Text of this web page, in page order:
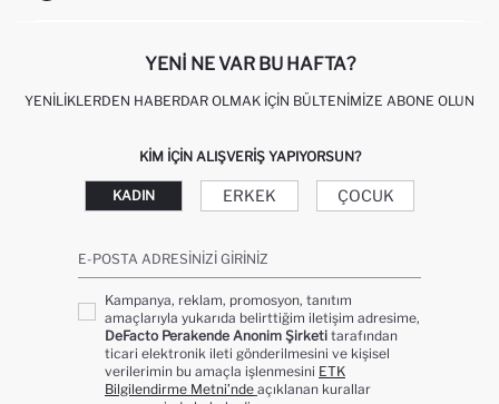
YENI NE VAR BU HAFTA?
YENILIKLERDEN HABERDAR OLMAK İÇIN BÜLTENIMIZE ABONE OLUN
KIM IÇIN ALIŞVERIŞ YAPIYORSUN?
KADIN ERKEK ÇOCUK
E-POSTA ADRESINIZI GIRINIZ
Kampanya, reklam, promosyon, tanıtım
amaçlarıyla yukarıda belirttiğim iletişim adresime,
DeFacto Perakende Anonim Şirketi tarafından
ticari elektronik ileti gönderilmesini ve kişisel
verilerimin bu amaçla işlenmesini ETK
Bilgilendirme Metni’nde açıklanan kurallar